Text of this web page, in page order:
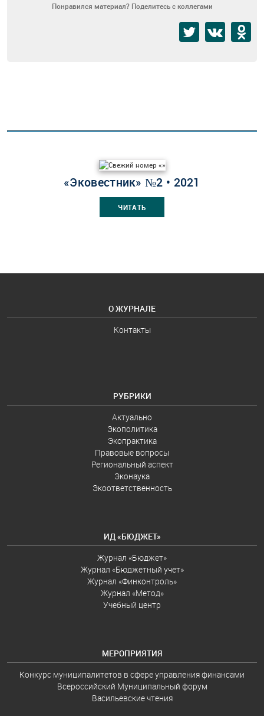
Понравился материал? Поделитесь с коллегами
«Эковестник» №2 • 2021
ЧИТАТЬ
О ЖУРНАЛЕ
Контакты
РУБРИКИ
Актуально
Экополитика
Экопрактика
Правовые вопросы
Региональный аспект
Эконаука
Экоответственность
ИД «БЮДЖЕТ»
Журнал «Бюджет»
Журнал «Бюджетный учет»
Журнал «Финконтроль»
Журнал «Метод»
Учебный центр
МЕРОПРИЯТИЯ
Конкурс муниципалитетов в сфере управления финансами
Всероссийский Муниципальный форум
Васильевские чтения